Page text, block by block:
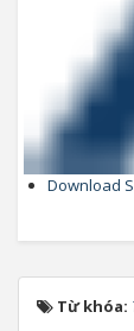
Download
Từ khóa: